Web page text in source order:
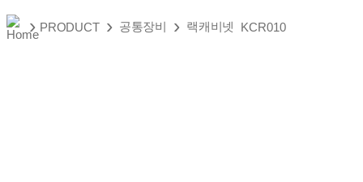
› PRODUCT › 공통장비 › 랙캐비넷 KCR010